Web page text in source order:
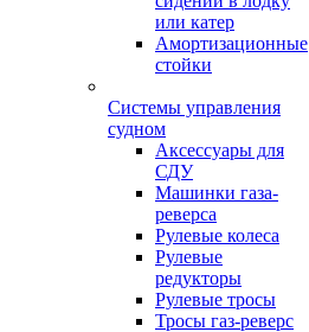
или катер
Амортизационные
стойки
Системы управления
судном
Аксессуары для
СДУ
Машинки газа-
реверса
Рулевые колеса
Рулевые
редукторы
Рулевые тросы
Тросы газ-реверс